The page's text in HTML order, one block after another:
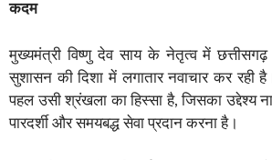
कदम
मुख्यमंत्री विष्णु देव साय के नेतृत्व में
सुशासन की दिशा में लगातार नवाचार कर रही
पहल उसी श्रंखला का हिस्सा है, जिसका उद्देश्य
पारदर्शी और समयबद्ध सेवा प्रदान करना है।